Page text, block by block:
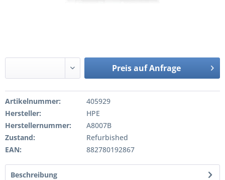
Preis auf Anfrage
Artikelnummer:
405929
Hersteller:
HPE
Herstellernummer:
A8007B
Zustand:
Refurbished
EAN:
882780192867
Beschreibung